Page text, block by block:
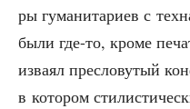
ры гума­ни­та­ри­ев с
были где-то, кро­ме
изва­ял пре­сло­ву­тый
в кото­ром